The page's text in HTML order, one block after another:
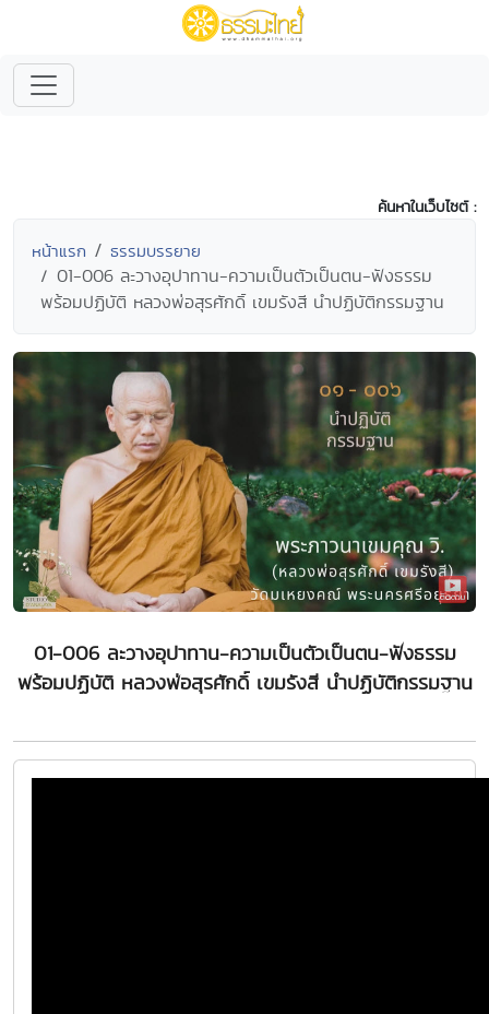
ค้นหาในเว็บไซต์ :
หน้าแรก ธรรมบรรยาย
01-006 ละวางอุปาทาน-ความเป็นตัวเป็นตน-ฟังธรรม
พร้อมปฏิบัติ หลวงพ่อสุรศักดิ์ เขมรังสี นำปฏิบัติกรรมฐาน
01-006 ละวางอุปาทาน-ความเป็นตัวเป็นตน-ฟังธรรม
พร้อมปฏิบัติ หลวงพ่อสุรศักดิ์ เขมรังสี นำปฏิบัติกรรมฐาน